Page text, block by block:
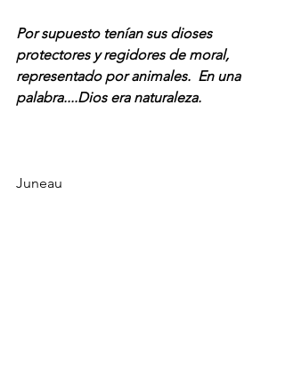
Por supuesto tenían sus dioses
protectores y regidores de moral,
representado por animales.  En una
palabra....Dios era naturaleza.
Juneau